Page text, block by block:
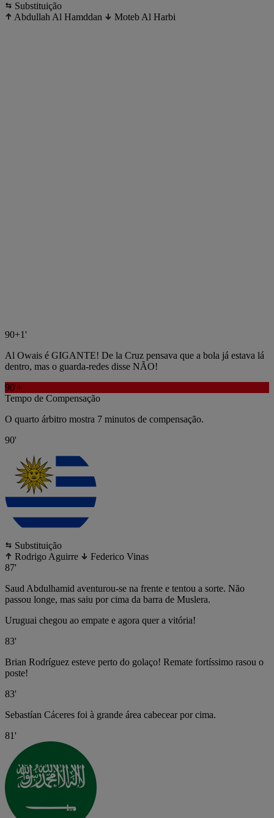
Substituição
Abdullah Al Hamddan
Moteb Al Harbi
90+1'
Al Owais é GIGANTE! De la Cruz pensava que a bola já estava lá
dentro, mas o guarda-redes disse NÃO!
90'+
Tempo de Compensação
O quarto árbitro mostra 7 minutos de compensação.
90'
Substituição
Rodrigo Aguirre
Federico Vinas
87'
Saud Abdulhamid aventurou-se na frente e tentou a sorte. Não
passou longe, mas saiu por cima da barra de Muslera.
Uruguai chegou ao empate e agora quer a vitória!
83'
Brian Rodríguez esteve perto do golaço! Remate fortíssimo rasou o
poste!
83'
Sebastían Cáceres foi à grande área cabecear por cima.
81'